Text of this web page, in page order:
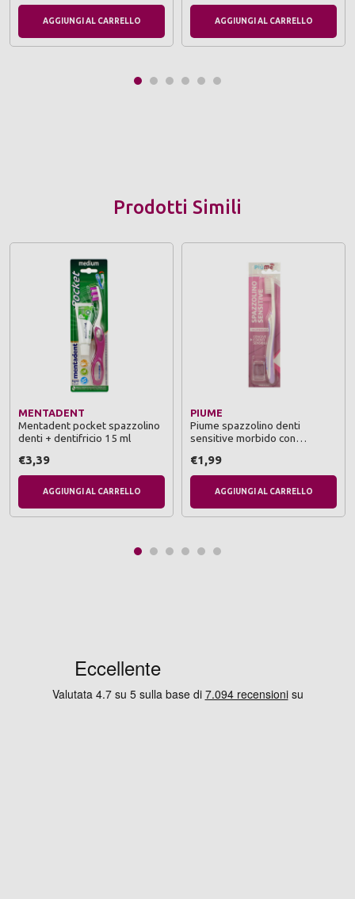
AGGIUNGI AL CARRELLO AGGIUNGI AL CARRELLO
Prodotti Simili
MENTADENT
Mentadent pocket spazzolino
denti + dentifricio 15 ml
€3,39
AGGIUNGI AL CARRELLO
PIUME
Piume spazzolino denti
sensitive morbido con
€1,99
AGGIUNGI AL CARRELLO